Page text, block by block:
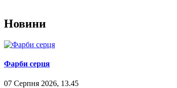
Новини
Фарби серця
07 Серпня 2026, 13.45